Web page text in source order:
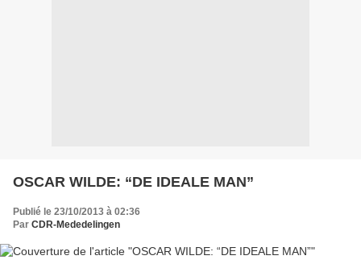
OSCAR WILDE: “DE IDEALE MAN”
Publié le 23/10/2013 à 02:36
Par CDR-Mededelingen